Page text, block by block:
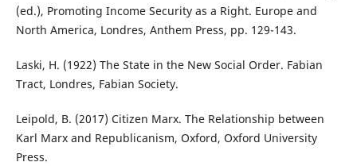
(ed.), Promoting Income Security as a Right. Europe and
North America, Londres, Anthem Press, pp. 129-143.
Laski, H. (1922) The State in the New Social Order. Fabian
Tract, Londres, Fabian Society.
Leipold, B. (2017) Citizen Marx. The Relationship between
Karl Marx and Republicanism, Oxford, Oxford University
Press.